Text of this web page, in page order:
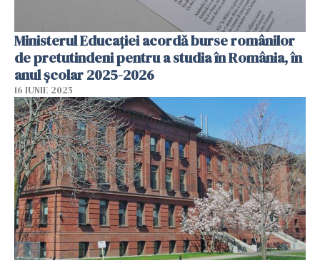
Ministerul Educației acordă burse românilor
de pretutindeni pentru a studia în România, în
anul școlar 2025-2026
16 IUNIE 2025